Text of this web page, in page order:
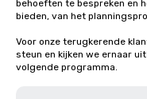
behoeften te bespreken en
bieden, van het
Voor onze terugkerende
steun en kijken we ernaar
volgende programma.